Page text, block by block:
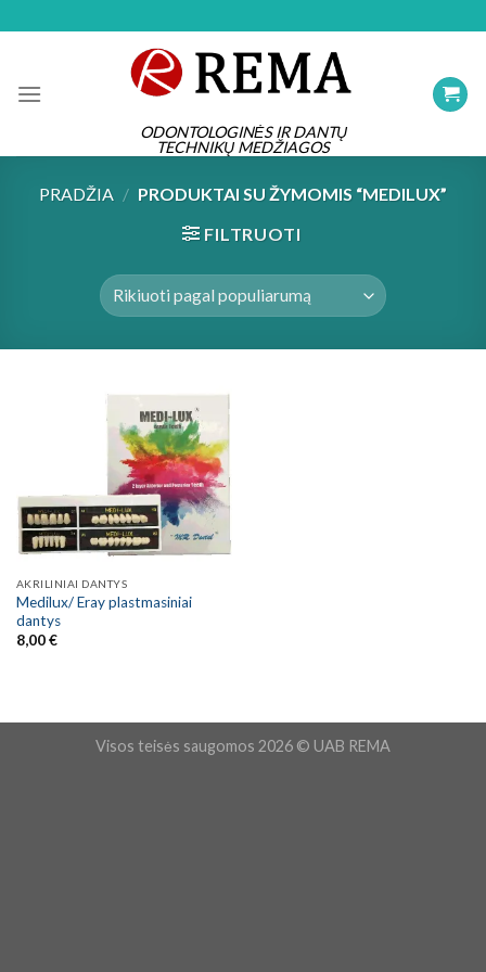
ODONTOLOGINĖS IR DANTŲ
TECHNIKŲ MEDŽIAGOS
PRADŽIA / PRODUKTAI SU ŽYMOMIS “MEDILUX”
FILTRUOTI
AKRILINIAI DANTYS
Medilux/ Eray plastmasiniai
dantys
8,00€
Visos teisės saugomos 2026 © UAB REMA